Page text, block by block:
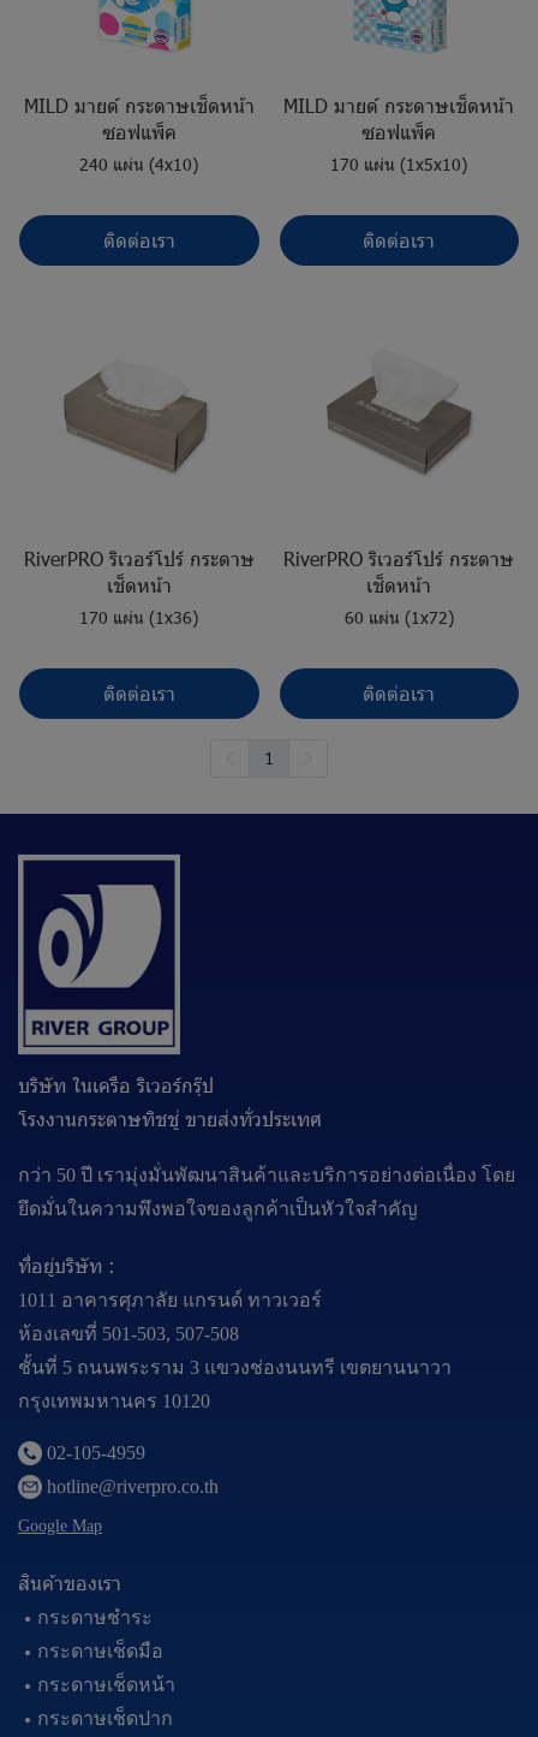
MILD มายด์ กระดาษเช็ดหน้า
ซอฟแพ็ค
240 แผ่น (4x10)
ติดต่อเรา
MILD มายด์ กระดาษเช็ดหน้า
ซอฟแพ็ค
170 แผ่น (1x5x10)
ติดต่อเรา
RiverPRO ริเวอร์โปร์ กระดาษ
เช็ดหน้า
170 แผ่น (1x36)
ติดต่อเรา
RiverPRO ริเวอร์โปร์ กระดาษ
เช็ดหน้า
60 แผ่น (1x72)
ติดต่อเรา
1
บริษัท ในเครือ ริเวอร์กรุ๊ป
โรงงานกระดาษทิชชู่ ขายส่งทั่วประเทศ
กว่า 50 ปี เรามุ่งมั่นพัฒนาสินค้าและบริการอย่างต่อเนื่อง โดย
ยึดมั่นในความพึงพอใจของลูกค้าเป็นหัวใจสำคัญ
ที่อยู่บริษัท :
1011 อาคารศุภาลัย แกรนด์ ทาวเวอร์
ห้องเลขที่ 501-503, 507-508
ชั้นที่ 5 ถนนพระราม 3 แขวงช่องนนทรี เขตยานนาวา
กรุงเทพมหานคร 10120
02-105-4959
hotline@riverpro.co.th
Google Map
สินค้าของเรา
กระดาษชำระ
กระดาษเช็ดมือ
กระดาษเช็ดหน้า
กระดาษเช็ดปาก